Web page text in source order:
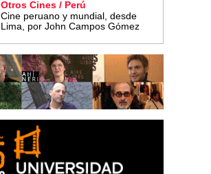
Otros Cines / Perú
Cine peruano y mundial, desde
Lima, por John Campos Gómez